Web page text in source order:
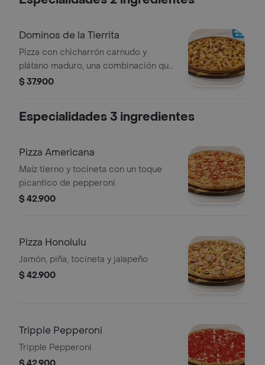
Dominos de la Tierrita
Pizza con chicharrón carnudo y
plátano maduro, una combinación que
celebra los sabores de Colombia en
$ 37.900
Especialidades 3 ingredientes
Pizza Americana
Maíz tierno y tocineta con un toque
picantico de pepperoni
$ 42.900
Pizza Honolulu
Jamón, piña, tocineta y jalapeño
$ 42.900
Tripple Pepperoni
Tripple Pepperoni